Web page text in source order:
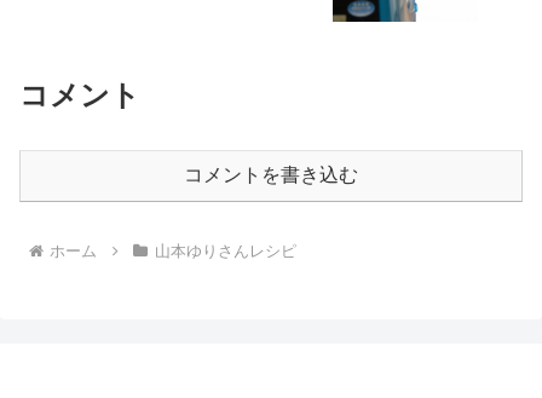
コメント
コメントを書き込む
ホーム 山本ゆりさんレシピ